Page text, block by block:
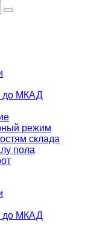
до МКАД
режим
склада
пола
до МКАД